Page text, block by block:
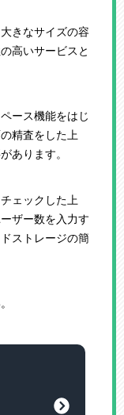
きなサイズの容
高いサービスと
ース機能をはじ
精査をした上
あります。
ェックした上
ザー数を入力す
ストレージの簡